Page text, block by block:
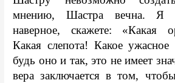
мнению, Шастра вечна. Я
наверное, скажете: «Какая
Какая слепота! Какое
будь оно и так, это не имеет
вера заключается в том,